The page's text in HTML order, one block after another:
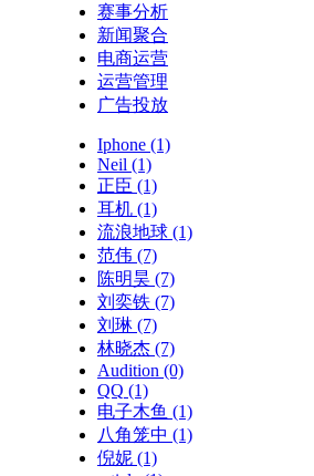
赛事分析
新闻聚合
电商运营
运营管理
广告投放
Iphone (1)
Neil (1)
正臣 (1)
耳机 (1)
流浪地球 (1)
范伟 (7)
陈明昊 (7)
刘奕铁 (7)
刘琳 (7)
林晓杰 (7)
Audition (0)
QQ (1)
电子木鱼 (1)
八角笼中 (1)
倪妮 (1)